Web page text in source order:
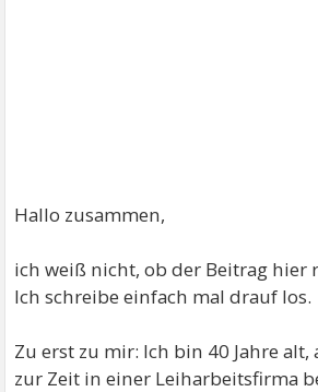
Hallo zusammen,
ich weiß nicht, ob der Beitrag hier
Ich schreibe einfach mal drauf los.
Zu erst zu mir: Ich bin 40 Jahre
zur Zeit in einer Leiharbeitsfirma